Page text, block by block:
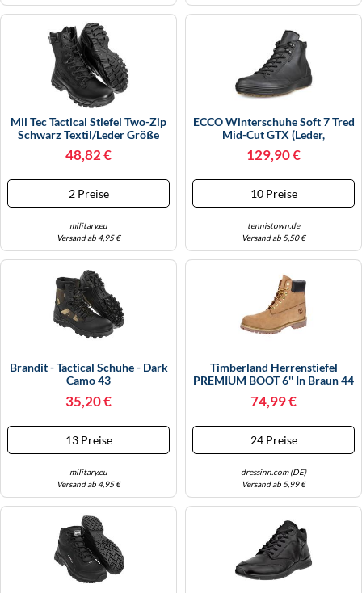
KINDERSCHUHE
LAUFSCHUHE
OUTDOOR-SCHUHE
PANTOLETTEN
PUMPS
SCHUHZUBEHÖR
SNEAKERS
STIEFEL
STIEFELETTEN
TREKKINGSANDALEN
WINTERSCHUHE
STRANDTASCHEN
TASCHEN-ZUBEHÖR
Mil Tec Tactical Stiefel Two-Zip
Schwarz Textil/Leder Größe
45/US 12
48,82 €
2 Preise
military.eu
Versand ab 4,95 €
ECCO Winterschuhe Soft 7 Tred
Mid-Cut GTX (Leder,
Wasserdicht) Schwarz Herren,
Größe Euro (US) 41
129,90 €
10 Preise
tennistown.de
Versand ab 5,50 €
Brandit - Tactical Schuhe - Dark
Camo 43
35,20 €
13 Preise
military.eu
Versand ab 4,95 €
Timberland Herrenstiefel
PREMIUM BOOT 6'' In Braun 44
74,99 €
24 Preise
dressinn.com (DE)
Versand ab 5,99 €